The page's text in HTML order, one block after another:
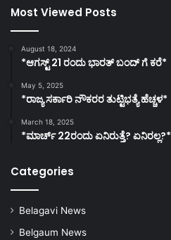
Most Viewed Posts
August 18, 2024
*ಆಗಸ್ಟ್ 21 ರಂದು ಭಾರತ್‌ ಬಂದ್‌ ಗೆ ಕರೆ*
May 5, 2025
*ರಾಜ್ಯ ಸರ್ಕಾರಿ ನೌಕರರ ತುಟ್ಟಿಭತ್ಯೆ ಹೆಚ್ಚಳ*
March 18, 2025
*ಮಾರ್ಚ್ 22ರಂದು ಏನಿರುತ್ತೆ? ಏನಿರಲ್ಲ?*
Categories
Belagavi News
Belgaum News